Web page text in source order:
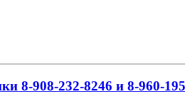
8-908-232-8246 и 8-960-